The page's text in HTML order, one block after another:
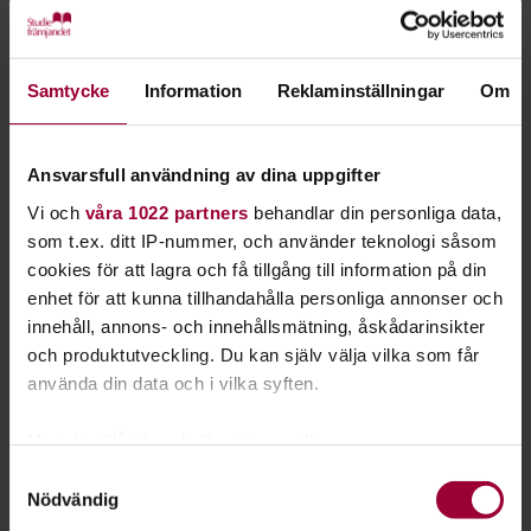
Samtycke Information Reklaminställningar Om
Ansvarsfull användning av dina uppgifter
Vi och våra 1022 partners behandlar din personliga data,
som t.ex. ditt IP-nummer, och använder teknologi såsom
cookies för att lagra och få tillgång till information på din
enhet för att kunna tillhandahålla personliga annonser och
innehåll, annons- och innehållsmätning, åskådarinsikter
och produktutveckling. Du kan själv välja vilka som får
använda din data och i vilka syften.
som kan ha en noggrannhet på upp till flera meter
Nödvändig
Och jag minns det som igår
Du smakade dillchips och ljummen Coca cola
Scorpionsballader på TDK-kassetter som kunde spränga berg
Och det händer än idag att jag undrar hur du har det
Det låter nog patetiskt att romantisera om något som var så
längesen
Rosa himmel, kom tillbaka
Det kan aldrig vara för sent att ändra färg